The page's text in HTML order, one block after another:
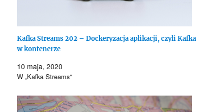
Kafka Streams 202 – Dockeryzacja aplikacji, czyli Kafka
w kontenerze
10 maja, 2020
W „Kafka Streams"